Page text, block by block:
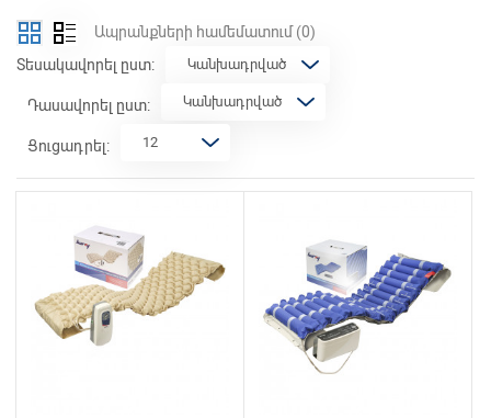
Ապրանքների համեմատում(0)
Տեսակավորել ըստ:
Դասավորել ըստ:
Ցուցադրել: